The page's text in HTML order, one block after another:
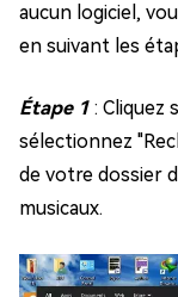
aucun logiciel,
en suivant les
Étape 1 : Cliquez
sélectionnez
de votre dossier
musicaux.